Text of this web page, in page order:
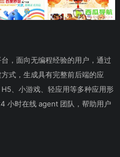
，面向无编程经验的用户，通过
式，生成具有完整前后端的应
、小游戏、轻应用等多种应用形
小时在线 agent 团队，帮助用户